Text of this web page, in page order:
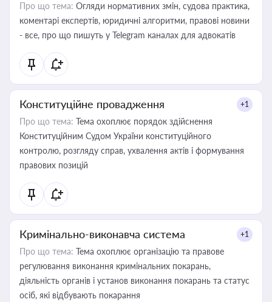
Про що тема: Огляди нормативних змін, судова практика,
коментарі експертів, юридичні алгоритми, правові новини
- все, про що пишуть у Telegram каналах для адвокатів
Конституційне провадження +1
Про що тема: Тема охоплює порядок здійснення
Конституційним Судом України конституційного
контролю, розгляду справ, ухвалення актів і формування
правових позицій
Кримінально-виконавча система +1
Про що тема: Тема охоплює організацію та правове
регулювання виконання кримінальних покарань,
діяльність органів і установ виконання покарань та статус
осіб, які відбувають покарання